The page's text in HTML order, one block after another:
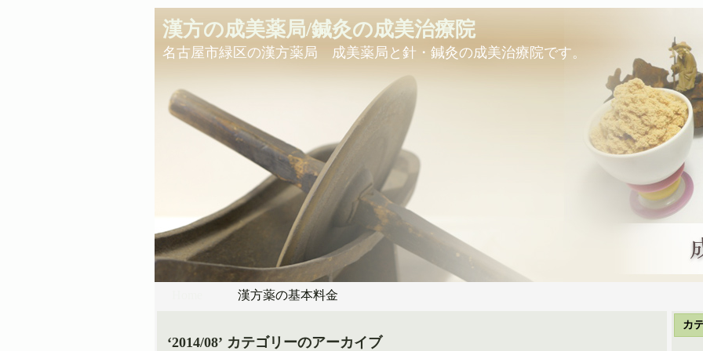
漢方の成美薬局/鍼灸の成美治療院
名古屋市緑区の漢方薬局 成美薬局と針・鍼灸の成美治療院です。
漢方薬の基本料金
‘2014/08’ カテゴリーのアーカイブ
カ